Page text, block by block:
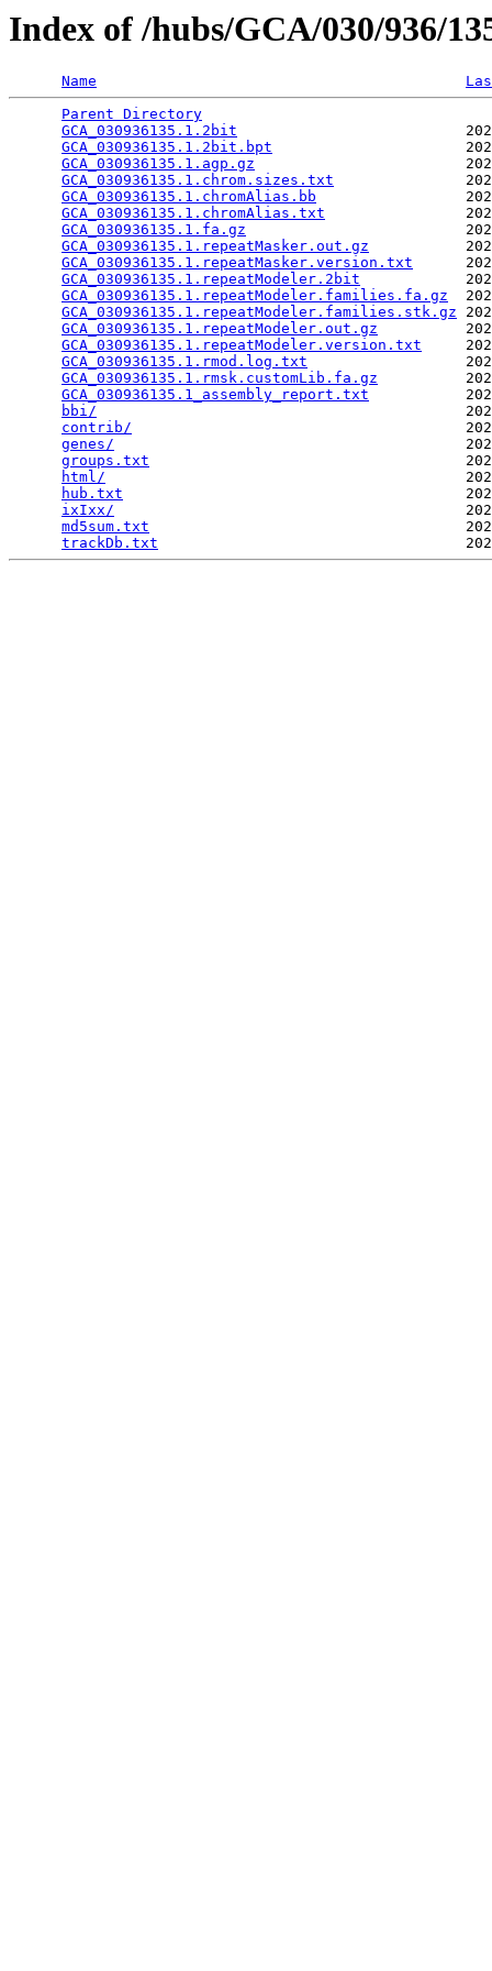
Index of /hubs/GCA/030/936/
Name
Parent Directory
GCA_030936135.1.2bit
GCA_030936135.1.2bit.bpt
GCA_030936135.1.agp.gz
GCA_030936135.1.chrom.sizes.txt
GCA_030936135.1.chromAlias.bb
GCA_030936135.1.chromAlias.txt
GCA_030936135.1.fa.gz
GCA_030936135.1.repeatMasker.out.gz
GCA_030936135.1.repeatMasker.version.txt
GCA_030936135.1.repeatModeler.2bit
GCA_030936135.1.repeatModeler.families.fa.gz
GCA_030936135.1.repeatModeler.families.stk.gz
GCA_030936135.1.repeatModeler.out.gz
GCA_030936135.1.repeatModeler.version.txt
GCA_030936135.1.rmod.log.txt
GCA_030936135.1.rmsk.customLib.fa.gz
GCA_030936135.1_assembly_report.txt
bbi/
contrib/
genes/
groups.txt
html/
hub.txt
ixIxx/
md5sum.txt
trackDb.txt